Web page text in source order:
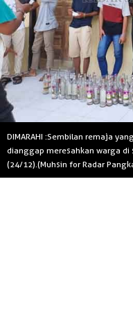
DIMARAHI :Sembilan remaja
dianggap meresahkan warga di
(24/12).(Muhsin for Radar